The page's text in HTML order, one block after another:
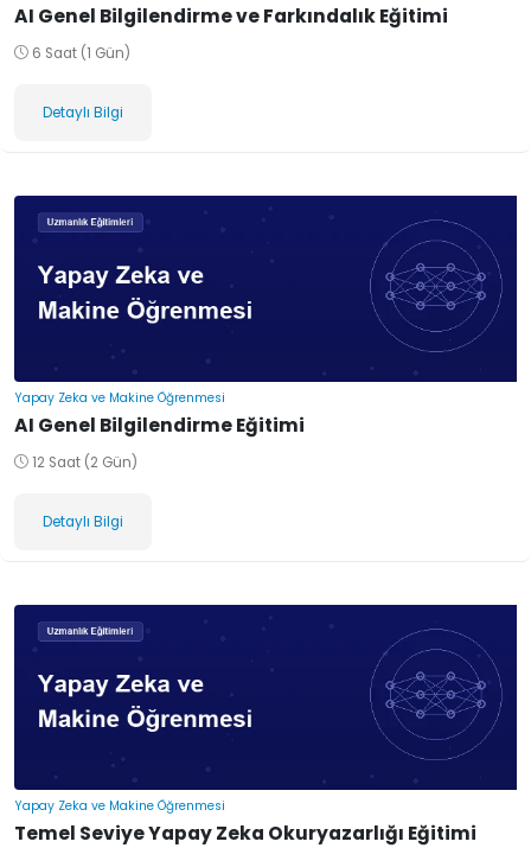
AI Genel Bilgilendirme ve Farkındalık Eğitimi
6 Saat (1 Gün)
Detaylı Bilgi
Yapay Zeka ve Makine Öğrenmesi
AI Genel Bilgilendirme Eğitimi
12 Saat (2 Gün)
Detaylı Bilgi
Yapay Zeka ve Makine Öğrenmesi
Temel Seviye Yapay Zeka Okuryazarlığı Eğitimi